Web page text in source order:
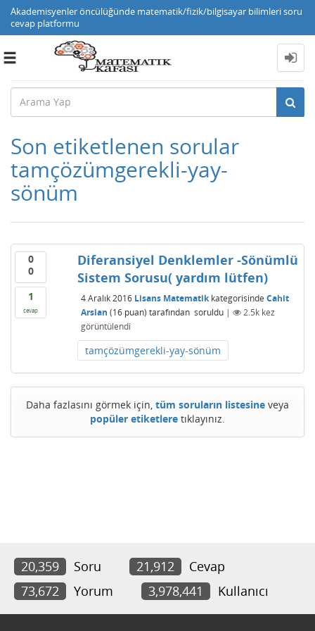
Akademisyenler öncülüğünde matematik/fizik/bilgisayar bilimleri soru
cevap platformu
Toggle
Son etiketlenen sorular
tamçözümgerekli-yay-
sönüm
0
0
1
cevap
Diferansiyel Denklemler -Sönümlü
Sistem Sorusu( yardım lütfen)
4 Aralık 2016 Lisans Matematikkategorisinde Cahit
Arslan (16puan) tarafından soruldu | 2.5kkez
görüntülendi
tamçözümgerekli-yay-sönüm
Daha fazlasını görmek için, tüm soruların listesine veya
popüler etiketlere tıklayınız.
20,359 Soru 21,912
Cevap
73,672
Yorum 3,978,441 Kullanıcı